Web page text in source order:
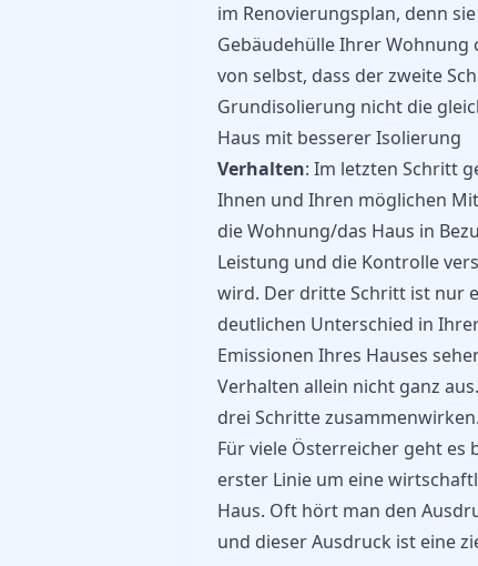
im Renovierungsplan, denn
Gebäudehülle Ihrer
von selbst, dass der zweite
Grundisolierung nicht die
Haus mit besserer Isolierung
Verhalten: Im letzten Schritt
Ihnen und Ihren möglichen
die Wohnung/das Haus in
Leistung und die Kontrolle
wird. Der dritte Schritt ist nur
deutlichen Unterschied in
Emissionen Ihres Hauses
Verhalten allein nicht ganz
drei Schritte zusammenwirken.
Für viele Österreicher geht es
erster Linie um eine
Haus. Oft hört man den
und dieser Ausdruck ist eine